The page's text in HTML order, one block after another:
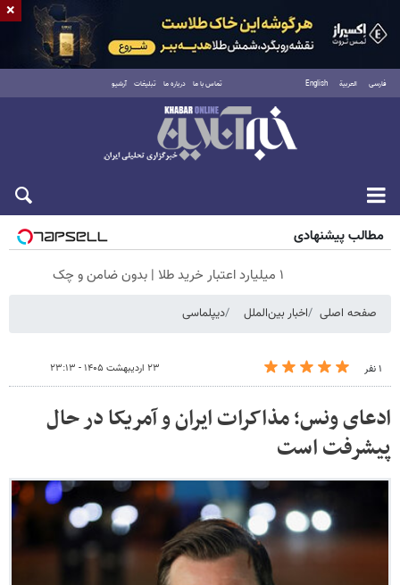
فارسی العربية English تماس با ما درباره ما تبلیغات آرشیو
جمعه ۱۶ مرداد ۱۴۰۵
مطالب پیشنهادی
۱ میلیارد اعتبار خرید طلا | بدون ضامن و چک
صفحه اصلی اخبار بین‌الملل دیپلماسی
۱ نفر ۲۳ اردیبهشت ۱۴۰۵ - ۲۳:۱۳
ادعای ونس؛ مذاکرات ایران و آمریکا در حال
پیشرفت است
×